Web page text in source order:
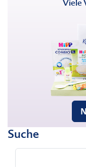
Viele
Suche